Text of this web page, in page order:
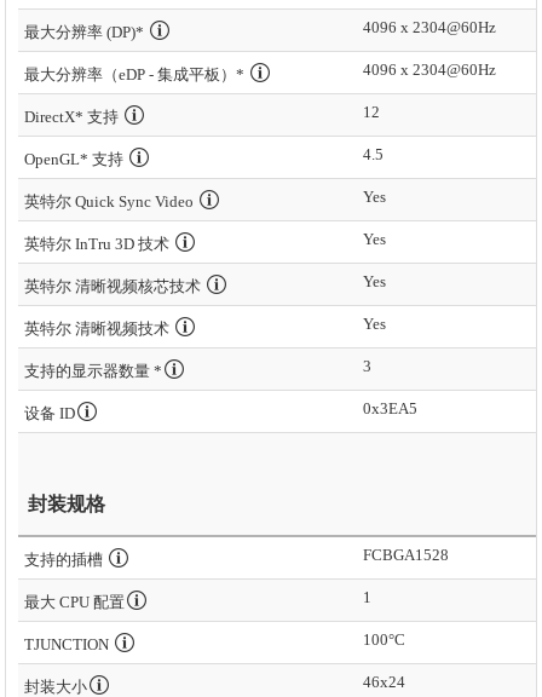
最大分辨率 (DP)* 4096 x 2304@60Hz
最大分辨率（eDP - 集成平板）* 4096 x 2304@60Hz
DirectX* 支持 12
OpenGL* 支持 4.5
英特尔 Quick Sync Video Yes
英特尔 InTru 3D 技术 Yes
英特尔 清晰视频核芯技术 Yes
英特尔 清晰视频技术 Yes
支持的显示器数量 * 3
设备 ID 0x3EA5
封装规格
支持的插槽 FCBGA1528
最大 CPU 配置 1
TJUNCTION 100°C
封装大小 46x24